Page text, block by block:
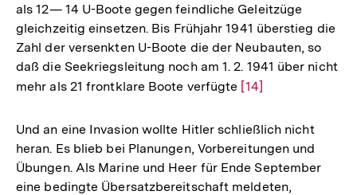
als 12— 14 U-Boote gegen feindliche Geleitzüge
gleichzeitig einsetzen. Bis Frühjahr 1941 überstieg die
Zahl der versenkten U-Boote die der Neubauten, so
daß die Seekriegsleitung noch am 1. 2. 1941 über nicht
mehr als 21 frontklare Boote verfügte Zur
der
Fußnote
[14]
Und an eine Invasion wollte Hitler schließlich nicht
heran. Es blieb bei Planungen, Vorbereitungen und
Übungen. Als Marine und Heer für Ende September
eine bedingte Übersatzbereitschaft meldeten,